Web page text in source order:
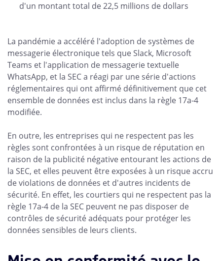
d'un montant total de 22,5 millions de dollars
La pandémie a accéléré l'adoption de systèmes de
messagerie électronique tels que Slack, Microsoft
Teams et l'application de messagerie textuelle
WhatsApp, et la SEC a réagi par une série d'actions
réglementaires qui ont affirmé définitivement que cet
ensemble de données est inclus dans la règle 17a-4
modifiée.
En outre, les entreprises qui ne respectent pas les
règles sont confrontées à un risque de réputation en
raison de la publicité négative entourant les actions de
la SEC, et elles peuvent être exposées à un risque accru
de violations de données et d'autres incidents de
sécurité. En effet, les courtiers qui ne respectent pas la
règle 17a-4 de la SEC peuvent ne pas disposer de
contrôles de sécurité adéquats pour protéger les
données sensibles de leurs clients.